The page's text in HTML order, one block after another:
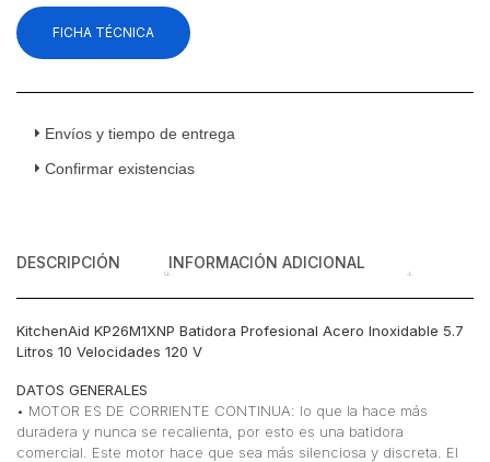
FICHA TÉCNICA
Envíos y tiempo de entrega
Confirmar existencias
DESCRIPCIÓN INFORMACIÓN ADICIONAL
KitchenAid KP26M1XNP Batidora Profesional Acero Inoxidable 5.7
Litros 10 Velocidades 120 V
DATOS GENERALES
• MOTOR ES DE CORRIENTE CONTINUA: lo que la hace más
duradera y nunca se recalienta, por esto es una batidora
comercial. Este motor hace que sea más silenciosa y discreta. El